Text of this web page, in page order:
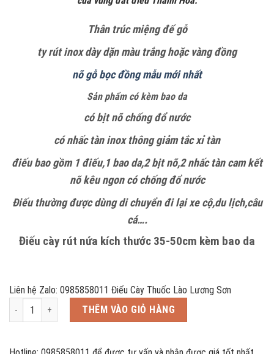
Thân trúc miệng đế gỗ
ty rút inox dày dặn màu trắng hoặc vàng đồng
nõ gỗ bọc đồng mẫu mới nhất
Sản phẩm có kèm bao da
có bịt nõ chống đổ nước
có nhấc tàn inox thông giảm tắc xỉ tàn
điếu bao gồm 1 điếu,1 bao da,2 bịt nõ,2 nhấc tàncam kết
nõ kêu ngoncó chống đổ nước
Điếu thường được dùng di chuyển đi lại xe cộ,du lịch,câu
cá….
Điếu cày rút nứa kích thước 35-50cm kèm bao da
Liên hệ Zalo: 0985858011 Điếu Cày Thuốc Lào Lương Sơn
Điếu cày nứa du lịch 35cm kèm bao da số lượng
THÊM VÀO GIỎ HÀNG